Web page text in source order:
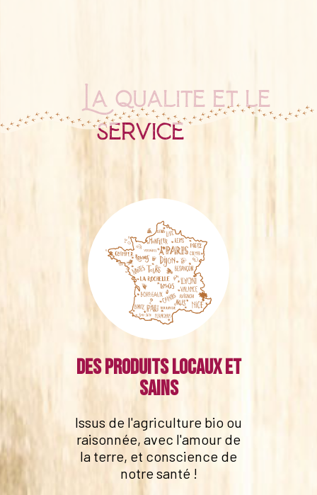
La qualité et le
service
Des produits locaux et
sains
Issus de l'agriculture bio ou
raisonnée, avec l'amour de
la terre, et conscience de
notre santé !